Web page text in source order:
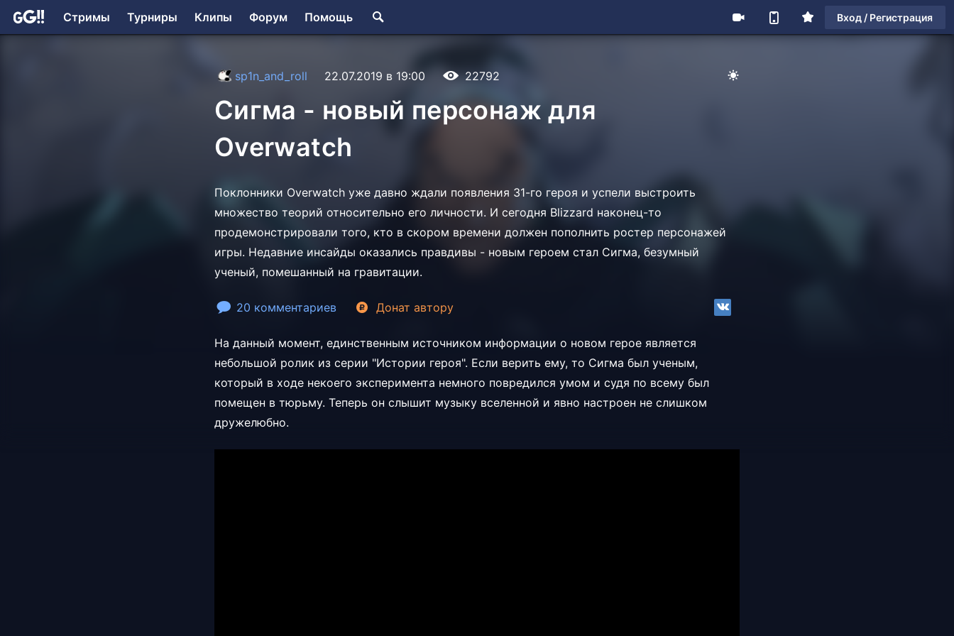
Стримы Турниры Клипы Форум Помощь Вход / Регистрация
sp1n_and_roll 22.07.2019 в 19:00 22792
Сигма - новый персонаж для
Overwatch
Поклонники Overwatch уже давно ждали появления 31-го героя и успели выстроить
множество теорий относительно его личности. И сегодня Blizzard наконец-то
продемонстрировали того, кто в скором времени должен пополнить ростер персонажей
игры. Недавние инсайды оказались правдивы - новым героем стал Сигма, безумный
ученый, помешанный на гравитации.
20 комментариев Донат автору
На данный момент, единственным источником информации о новом герое является
небольшой ролик из серии "Истории героя". Если верить ему, то Сигма был ученым,
который в ходе некоего эксперимента немного повредился умом и судя по всему был
помещен в тюрьму. Теперь он слышит музыку вселенной и явно настроен не слишком
дружелюбно.